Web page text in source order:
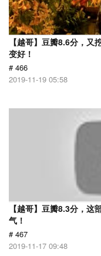
【越哥】豆瓣8.6分，
变好！
# 466
2019-11-19 05:58
【越哥】豆瓣8.3分，
气！
# 467
2019-11-17 09:48